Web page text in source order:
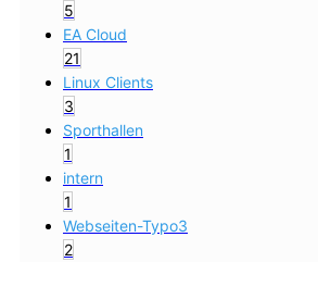
5
EA Cloud
21
Linux Clients
3
Sporthallen
1
intern
1
Webseiten-Typo3
2